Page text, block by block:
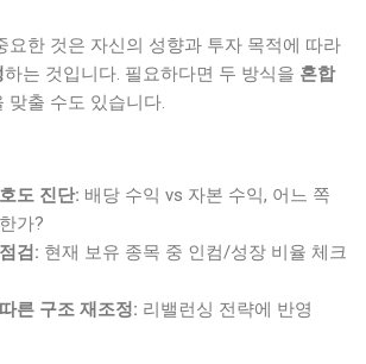
요한 것은 자신의 성향과 투자 목적에 따라
하는 것입니다. 필요하다면 두 방식을 혼합
맞출 수도 있습니다.
도 진단: 배당 수익 vs 자본 수익, 어느 쪽
가?
검: 현재 보유 종목 중 인컴/성장 비율 체크
른 구조 재조정: 리밸런싱 전략에 반영